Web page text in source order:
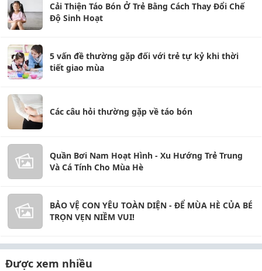
Cải Thiện Táo Bón Ở Trẻ Bằng Cách Thay Đổi Chế
Độ Sinh Hoạt
5 vấn đề thường gặp đối với trẻ tự kỷ khi thời
tiết giao mùa
Các câu hỏi thường gặp về táo bón
Quần Bơi Nam Hoạt Hình - Xu Hướng Trẻ Trung
Và Cá Tính Cho Mùa Hè
BẢO VỆ CON YÊU TOÀN DIỆN - ĐỂ MÙA HÈ CỦA BÉ
TRỌN VẸN NIỀM VUI!
Được xem nhiều